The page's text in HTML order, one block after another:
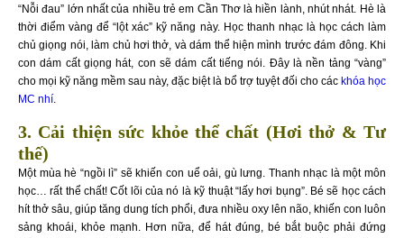
“Nỗi đau” lớn nhất của nhiều trẻ em Cần Thơ là hiền lành, nhút nhát. Hè là
thời điểm vàng để “lột xác” kỹ năng này. Học thanh nhạc là học cách làm
chủ giọng nói, làm chủ hơi thở, và dám thể hiện mình trước đám đông. Khi
con dám cất giọng hát, con sẽ dám cất tiếng nói. Đây là nền tảng “vàng”
cho mọi kỹ năng mềm sau này, đặc biệt là bổ trợ tuyệt đối cho các khóa học
MC nhí
3. Cải thiện sức khỏe thể chất (Hơi thở & Tư
thế)
Một mùa hè “ngồi lì” sẽ khiến con uể oải, gù lưng. Thanh nhạc là một môn
học… rất thể chất! Cốt lõi của nó là kỹ thuật “lấy hơi bụng”. Bé sẽ học cách
hít thở sâu, giúp tăng dung tích phổi, đưa nhiều oxy lên não, khiến con luôn
sảng khoái, khỏe mạnh. Hơn nữa, để hát đúng, bé bắt buộc phải đứng